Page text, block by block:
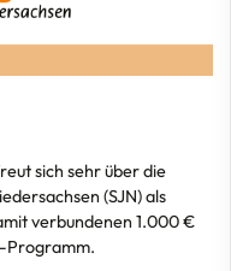
sich sehr über die
(SJN) als
verbundenen 1.000 €
Programm.